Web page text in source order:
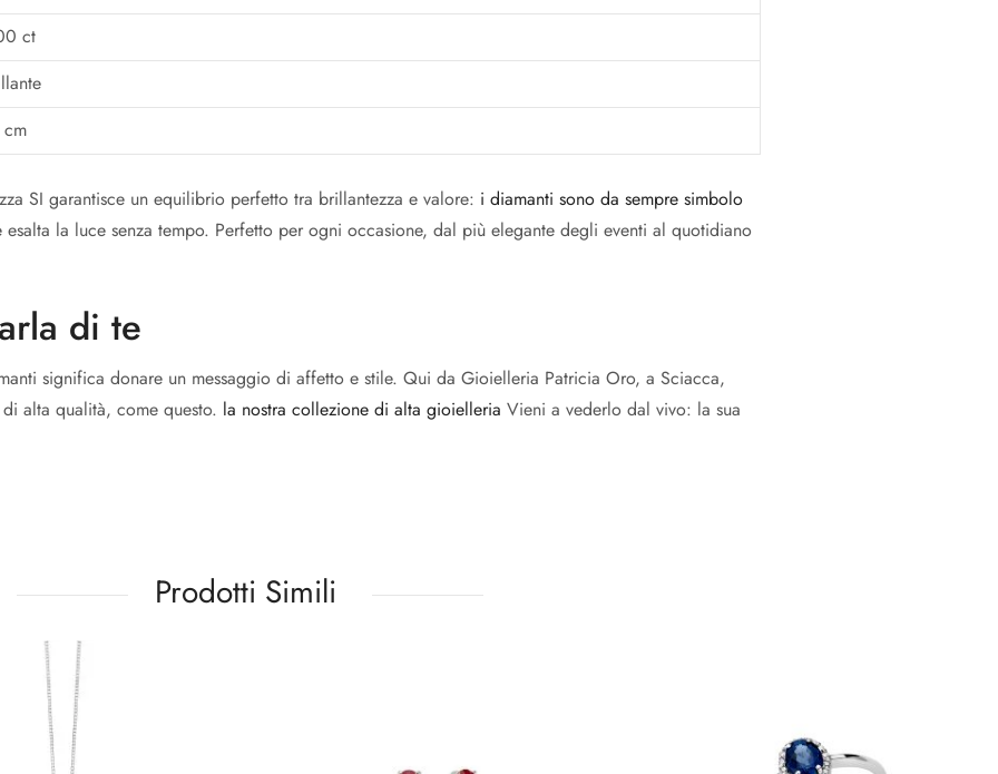
ct
SI garantisce un equilibrio perfetto tra brillantezza e valore: i diamanti sono da sempre simbolo
la luce senza tempo. Perfetto per ogni occasione, dal più elegante degli eventi al quotidiano
di te
significa donare un messaggio di affetto e stile. Qui da Gioielleria Patricia Oro, a Sciacca,
alta qualità, come questo. la nostra collezione di alta gioielleria Vieni a vederlo dal vivo: la sua
Prodotti Simili